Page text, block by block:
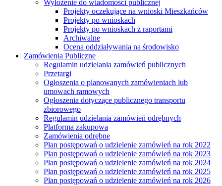
Wyłożenie do wiadomości publicznej
Projekty oczekujące na wnioski Mieszkańców
Projekty po wnioskach
Projekty po wnioskach z raportami
Archiwalne
Ocena oddziaływania na środowisko
Zamówienia Publiczne
Regulamin udzielania zamówień publicznych
Przetargi
Ogłoszenia o planowanych zamówieniach lub
umowach ramowych
Ogłoszenia dotyczące publicznego transportu
zbiorowego
Regulamin udzielania zamówień odrębnych
Platforma zakupowa
Zamówienia odrębne
Plan postępowań o udzielenie zamówień na rok 2022
Plan postępowań o udzielenie zamówień na rok 2023
Plan postępowań o udzielenie zamówień na rok 2024
Plan postępowań o udzielenie zamówień na rok 2025
Plan postępowań o udzielenie zamówień na rok 2026